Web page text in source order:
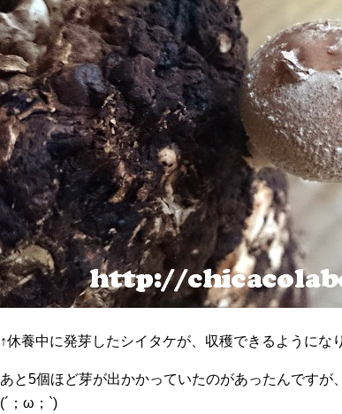
↑休養中に発芽したシイタケが、収穫できるようにな
あと5個ほど芽が出かかっていたのがあったんですが
(´；ω；`)